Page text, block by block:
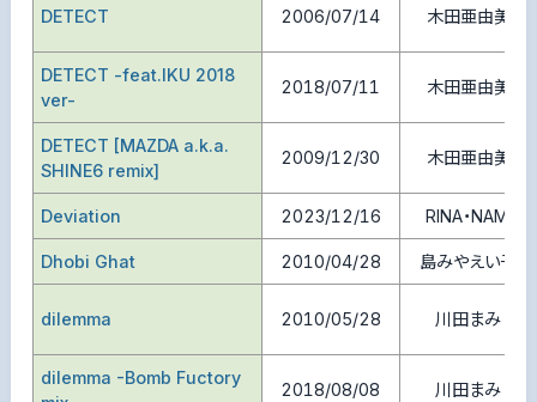
DETECT 2006/07/14 木田亜由美
DETECT -feat.IKU 2018
ver-
2018/07/11 木田亜由美
DETECT [MAZDA a.k.a.
SHINE6 remix]
2009/12/30 木田亜由美
Deviation 2023/12/16 RINA・NAMI
Dhobi Ghat 2010/04/28 島みやえい子
dilemma 2010/05/28 川田まみ
dilemma -Bomb Fuctory
2018/08/08 川田まみ